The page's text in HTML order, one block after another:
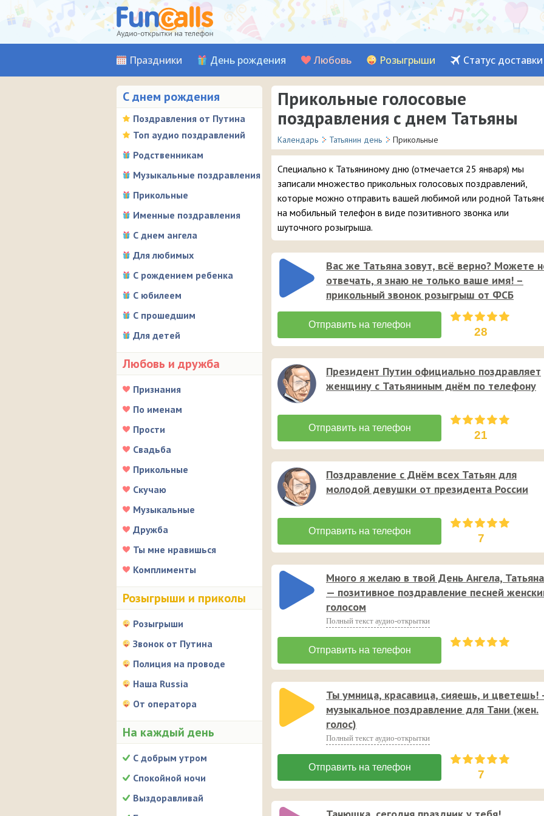
Праздники День рождения Любовь Розыгрыши Статус доставки
С днем рождения
Поздравления от Путина
Топ аудио поздравлений
Родственникам
Музыкальные поздравления
Прикольные
Именные поздравления
С днем ангела
Для любимых
С рождением ребенка
С юбилеем
С прошедшим
Для детей
Любовь и дружба
Признания
По именам
Прости
Свадьба
Прикольные
Скучаю
Музыкальные
Дружба
Ты мне нравишься
Комплименты
Розыгрыши и приколы
Розыгрыши
Звонок от Путина
Полиция на проводе
Наша Russia
От оператора
На каждый день
С добрым утром
Спокойной ночи
Выздоравливай
Прикольные голосовые
поздравления с днем Татьяны
Календарь Татьянин день Прикольные
Специально к Татьяниному дню (отмечается 25 января) мы
записали множество прикольных голосовых поздравлений,
которые можно отправить вашей любимой или родной
на мобильный телефон в виде позитивного звонка или
шуточного розыгрыша.
Вас же Татьяна зовут, всё верно? Можете
отвечать, я знаю не только ваше имя! –
прикольный звонок розыгрыш от ФСБ
28
Президент Путин официально поздравляет
женщину с Татьяниным днём по телефону
21
Поздравление с Днём всех Татьян для
молодой девушки от президента России
7
Много я желаю в твой День Ангела,
— позитивное поздравление песней
голосом
Полный текст аудио-открытки
Ты умница, красавица, сияешь, и цветешь!
музыкальное поздравление для Тани (жен.
голос)
Полный текст аудио-открытки
7